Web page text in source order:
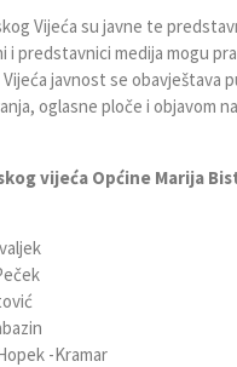
Vijeća su javne te
i predstavnici medija mogu
javnost se obavještava
oglasne ploče i objavom
vijeća Općine Marija
-Kramar